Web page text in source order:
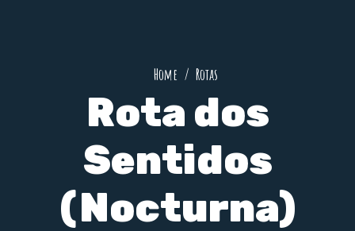
Home Rotas
Rota dos
Sentidos
(Nocturna)